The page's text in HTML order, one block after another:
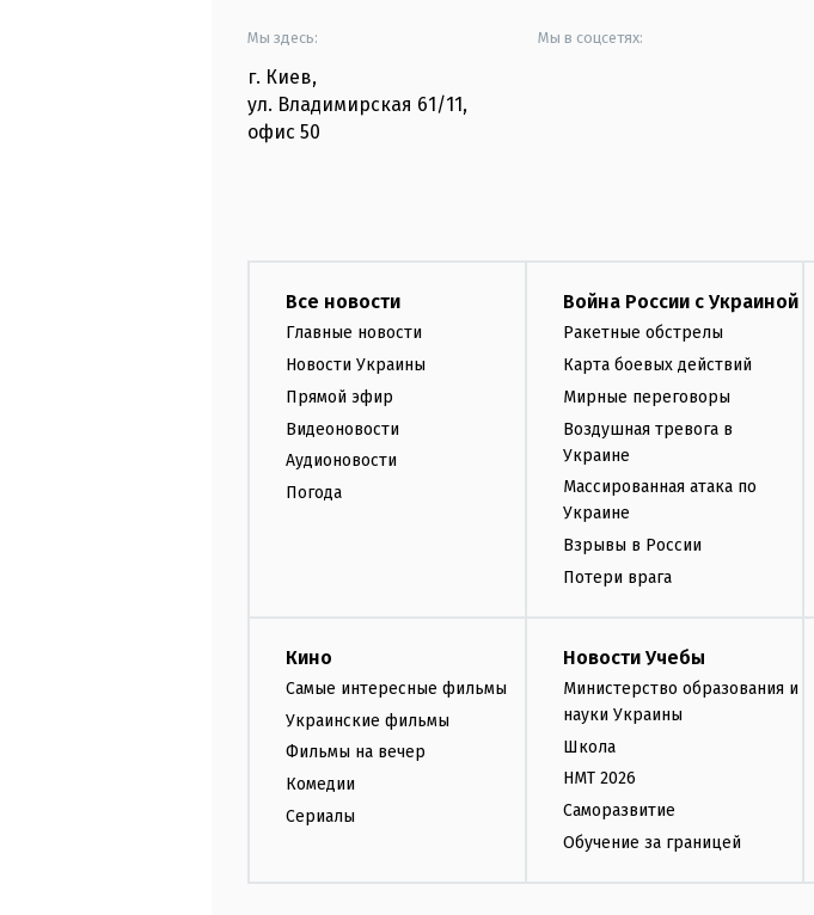
Мы здесь:
г. Киев,
ул. Владимирская 61/11,
офис 50
Мы в соцсетях:
Все новости
Главные новости
Новости Украины
Прямой эфир
Видеоновости
Аудионовости
Погода
Война России с Украиной
Ракетные обстрелы
Карта боевых действий
Мирные переговоры
Воздушная тревога в
Украине
Массированная атака по
Украине
Взрывы в России
Потери врага
Кино
Самые интересные фильмы
Украинские фильмы
Фильмы на вечер
Комедии
Сериалы
Новости Учебы
Министерство образования и
науки Украины
Школа
НМТ 2026
Саморазвитие
Обучение за границей